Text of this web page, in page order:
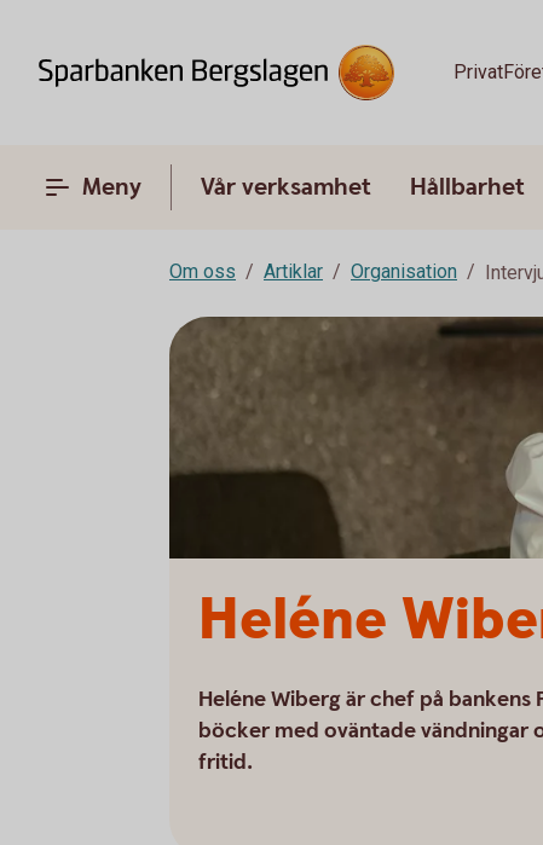
Privat
Meny Vår verksamhet Hållbarhet
Om oss Artiklar Organisation
Heléne
Heléne Wiberg är chef på
böcker med oväntade vändningar
fritid.